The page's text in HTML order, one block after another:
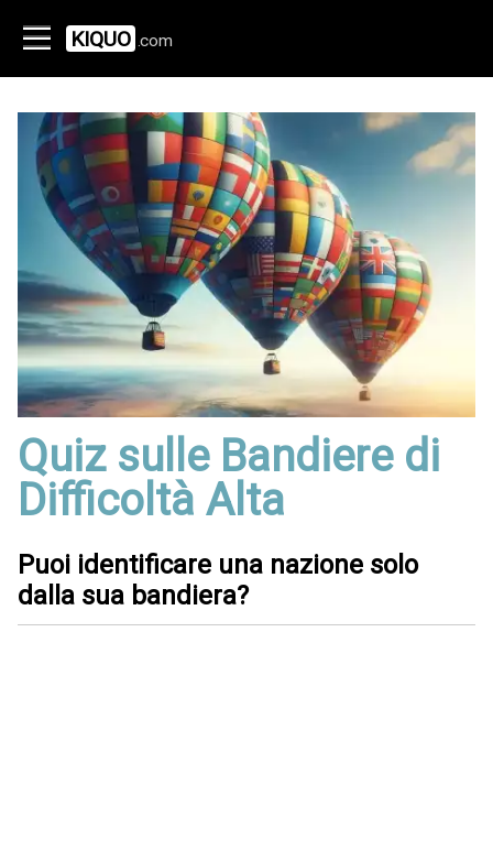
KIQUO .com
Quiz sulle Bandiere di
Difficoltà Alta
Puoi identificare una nazione solo
dalla sua bandiera?